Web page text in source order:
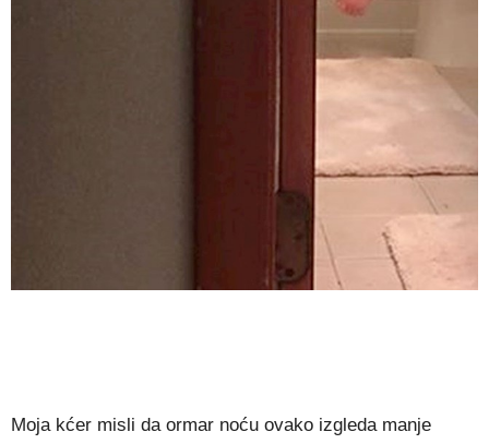
Moja kćer misli da ormar noću ovako izgleda manje